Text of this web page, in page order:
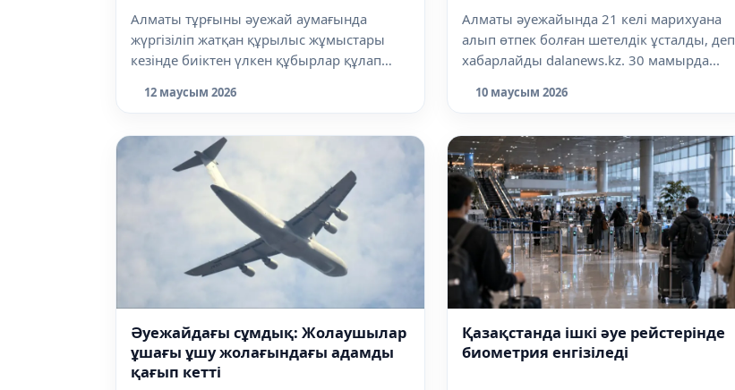
Алматы тұрғыны әуежай аумағында
жүргізіліп жатқан құрылыс жұмыстары
кезінде биіктен үлкен құбырлар құлап
12 маусым 2026
Алматы әуежайында 21 келі марихуана
алып өтпек болған шетелдік ұсталды, деп
хабарлайды dalanews.kz. 30 мамырда...
10 маусым 2026
Әуежайдағы сұмдық: Жолаушылар
ұшағы ұшу жолағындағы адамды
қағып кетті
Қазақстанда ішкі әуе рейстерінде
биометрия енгізіледі